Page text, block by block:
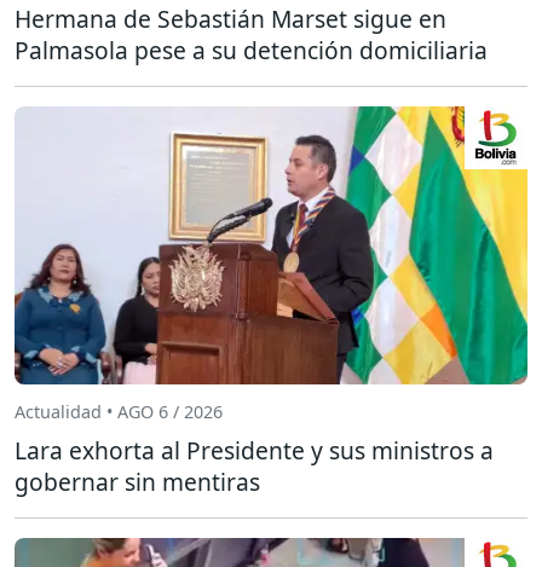
Hermana de Sebastián Marset sigue en
Palmasola pese a su detención domiciliaria
Actualidad • AGO 6 / 2026
Lara exhorta al Presidente y sus ministros a
gobernar sin mentiras